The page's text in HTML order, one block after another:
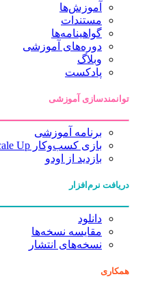
آموزش‌ها
مستندات
گواهینامه‌ها
دوره‌های آموزشی
وبلاگ
پادکست
توانمندسازی آموزشی
برنامه آموزشی
بازی کسب‌وکار Scale Up!
بازدید از اودو
دریافت نرم‌افزار
دانلود
مقایسه نسخه‌ها
نسخه‌های انتشار
همکاری